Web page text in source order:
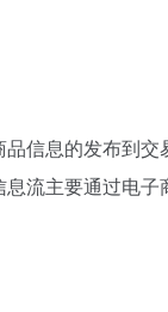
信息的发布到
流主要通过电